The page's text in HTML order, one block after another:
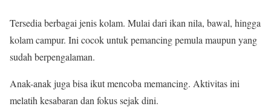
Tersedia berbagai jenis kolam. Mulai dari ikan nila, bawal, hingga
kolam campur. Ini cocok untuk pemancing pemula maupun yang
sudah berpengalaman.
Anak-anak juga bisa ikut mencoba memancing. Aktivitas ini
melatih kesabaran dan fokus sejak dini.